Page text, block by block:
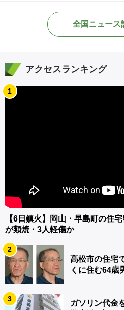
全国ニュース
アクセスランキング
1
【6日鎮火】岡山・早島町の住
が類焼・3人軽傷か
2
高松市の住宅
くに住む64歳
3
ガソリン代金